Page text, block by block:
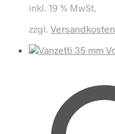
inkl. 19 % MwSt.
zzgl. Versandkosten